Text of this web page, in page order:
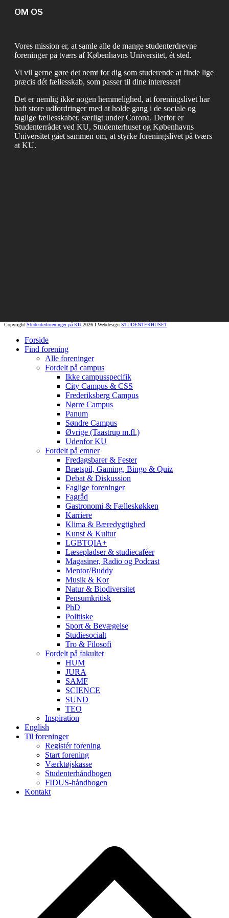
OM OS
Vores mission er, at samle alle de mange studenterdrevne
foreninger på tværs af Københavns Universitet, ét sted.
Vi vil gerne gøre det nemt for dig som studerende at finde lige
præcis dét fællesskab, som passer til dine interesser!
Det er nemlig ikke nogen hemmelighed, at foreningslivet har
haft store udfordringer med at holde gang i de sociale og
faglige fællesskaber, særligt under Corona. Derfor er
Studenterrådet ved KU, Studenterhuset og Københavns
Universitet gået sammen om, at styrke foreningslivet på tværs
at KU.
Copyright Studenterforeninger på KU 2026 I Webdesign STUDENTERHUSET
Forside
Find forening
Alle foreninger
Fordelt på campus
Ikke campusspecifik
City Campus & CSS
Frederiksberg Campus
Nørre Campus
Panum
Søndre Campus
Øvrige (Taastrup m.fl.)
Udenfor KU
Fordelt på emner
Fredagsbarer & Fester
Brætspil, Gaming, Bingo & Quiz
Debat & Diskussion
Faglige foreninger
Fagråd
Gastronomi & Fælleskøkken
Karriere
Klima & Bæredygtighed
Kunst & Kultur
LGBTQIA+
Læsepladser & studiecaféer
Magasiner, Radio og Podcast
Mentor/Buddy
Musik & Kor
Natur & Biodiversitet
Pensumkritisk
PhD
Politiske
Sport & Bevægelse
Studiesocialt
Tro & Filosofi
Fordelt på fakultet
HUM
JURA
SAMF
SCIENCE
SUND
TEO
Inspiration
English
Til foreninger
Registér forening
Start forening
Værktøjskasse
Studenterhåndbogen
FIDUS-håndbogen
Kontakt